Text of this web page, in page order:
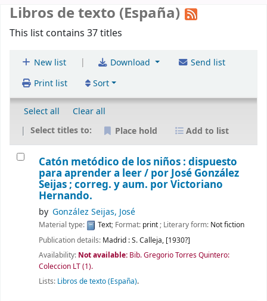
Libros de texto (España)
This list contains 37 titles
New list | Download
Send list
Print list
Sort
Select all
Clear all
Select titles to:
Place hold Add to list
Catón metódico de los niños : dispuesto
para aprender a leer / por José González
Seijas ; correg. y aum. por Victoriano
Hernando.
by González Seijas, José
Material type: Text; Format: print; Literary form: Not fiction
Publication details: Madrid :S. Calleja, [1930?]
Availability: Not available: Bib. Gregorio Torres Quintero:
Coleccion LT(1).
Lists: Libros de texto (España).